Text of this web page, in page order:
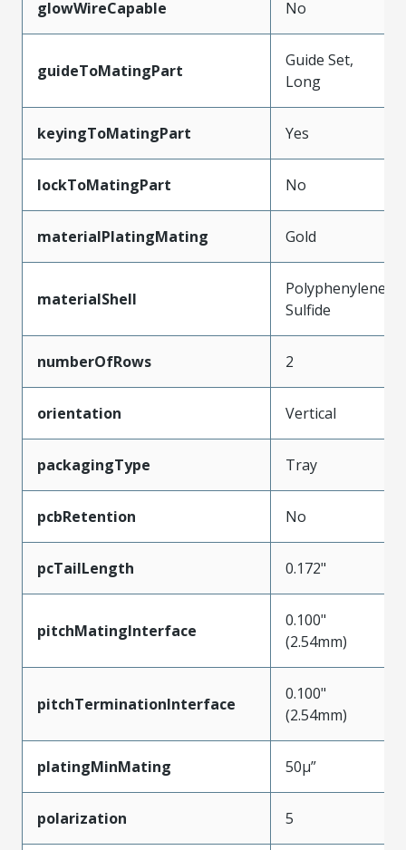
glowWireCapable No
guideToMatingPart
Guide Set,
Long
keyingToMatingPart Yes
lockToMatingPart No
materialPlatingMating Gold
materialShell
Polyphenylene
Sulfide
numberOfRows 2
orientation Vertical
packagingType Tray
pcbRetention No
pcTailLength 0.172"
pitchMatingInterface
0.100"
(2.54mm)
pitchTerminationInterface
0.100"
(2.54mm)
platingMinMating 50µ”
polarization 5